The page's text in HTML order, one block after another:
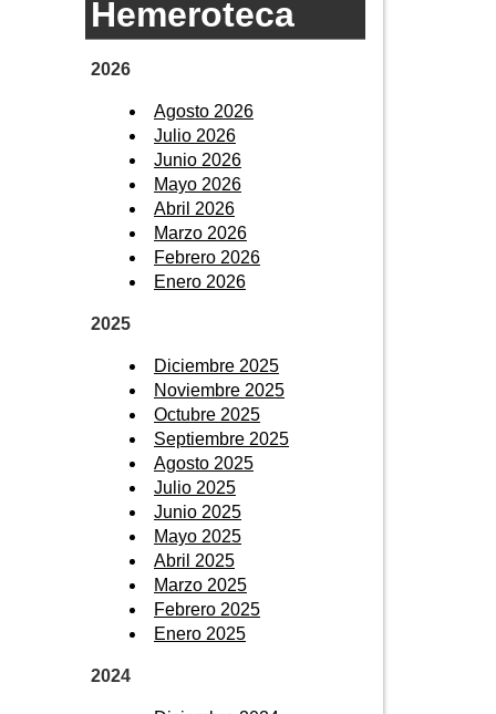
Hemeroteca
2026
Agosto 2026
Julio 2026
Junio 2026
Mayo 2026
Abril 2026
Marzo 2026
Febrero 2026
Enero 2026
2025
Diciembre 2025
Noviembre 2025
Octubre 2025
Septiembre 2025
Agosto 2025
Julio 2025
Junio 2025
Mayo 2025
Abril 2025
Marzo 2025
Febrero 2025
Enero 2025
2024